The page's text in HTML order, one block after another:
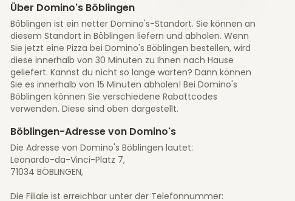
Über Domino's Böblingen
Böblingen ist ein netter Domino's-Standort. Sie können an
diesem Standort in Böblingen liefern und abholen. Wenn
Sie jetzt eine Pizza bei Domino's Böblingen bestellen, wird
diese innerhalb von 30 Minuten zu Ihnen nach Hause
geliefert. Kannst du nicht so lange warten? Dann können
Sie es innerhalb von 15 Minuten abholen! Bei Domino's
Böblingen können Sie verschiedene Rabattcodes
verwenden. Diese sind oben dargestellt.
Böblingen-Adresse von Domino's
Die Adresse von Domino's Böblingen lautet:
Leonardo-da-Vinci-Platz 7,
71034 BÖBLINGEN,
Die Filiale ist erreichbar unter der Telefonnummer: